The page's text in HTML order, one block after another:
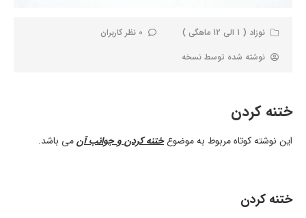
نوزاد ( 1 الی 12 ماهگی )
0 نظر کاربران
نوشته شده توسط نسخه
ختنه کردن
این نوشته کوتاه مربوط به موضوعختنه کردن و جوانب آنمی باشد.
ختنه کردن